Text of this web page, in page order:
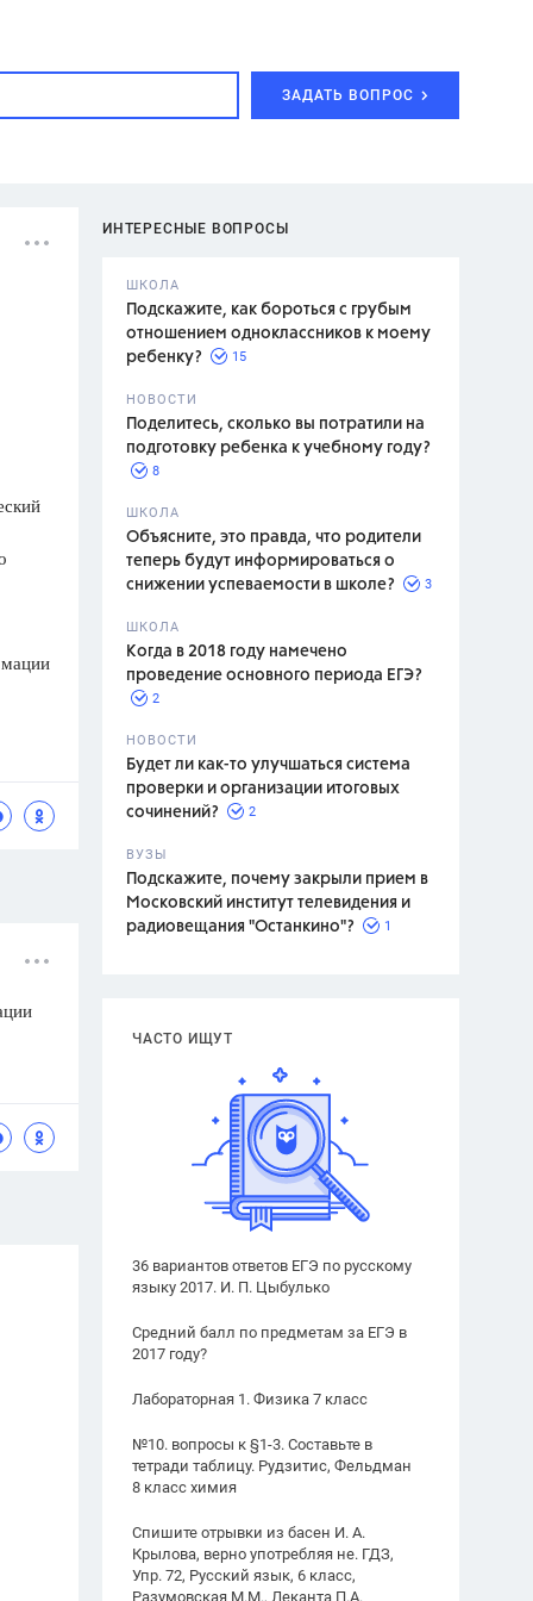
ЗАДАТЬ ВОПРОС
ИНТЕРЕСНЫЕ ВОПРОСЫ
ШКОЛА
Подскажите, как бороться с грубым
отношением одноклассников к моему
ребенку?
15
НОВОСТИ
Поделитесь, сколько вы потратили на
подготовку ребенка к учебному году?
8
ШКОЛА
Объясните, это правда, что родители
теперь будут информироваться о
снижении успеваемости в школе?
3
ШКОЛА
Когда в 2018 году намечено
проведение основного периода ЕГЭ?
2
НОВОСТИ
Будет ли как-то улучшаться система
проверки и организации итоговых
сочинений?
2
ВУЗЫ
Подскажите, почему закрыли прием в
Московский институт телевидения и
радиовещания "Останкино"?
1
ЧАСТО ИЩУТ
36 вариантов ответов ЕГЭ по русскому
языку 2017. И. П. Цыбулько
Средний балл по предметам за ЕГЭ в
2017 году?
Лабораторная 1. Физика 7 класс
№10. вопросы к §1-3. Составьте в
тетради таблицу. Рудзитис, Фельдман
8 класс химия
Спишите отрывки из басен И. А.
Крылова, верно употребляя не. ГДЗ,
Упр. 72, Русский язык, 6 класс,
Разумовская М.М., Леканта П.А.